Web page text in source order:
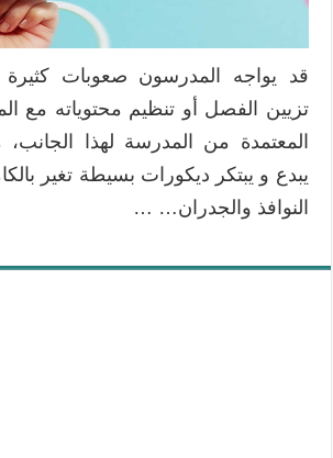
قد يواجه المدرسون صعوبات كثيرة
تزيين الفصل أو تنظيم محتوياته مع
المعتمدة من المدرسة لهذا
يبدع و يبتكر ديكورات بسيطة تغير
النوافذ والجدران… …